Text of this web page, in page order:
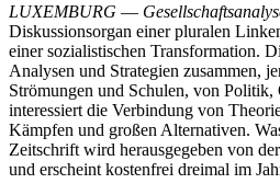
LUXEMBURG —
Diskussionsorgan einer pluralen
einer sozialistischen Transformation.
Analysen und Strategien zusammen,
Strömungen und Schulen, von
interessiert die Verbindung von
Kämpfen und großen Alternativen.
Zeitschrift wird herausgegeben von
und erscheint kostenfrei dreimal im